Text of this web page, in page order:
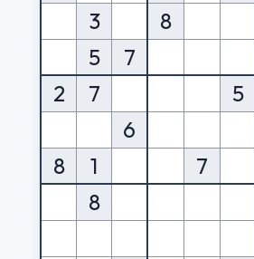
3
8
5
7
2
7
5
6
8
1 7
8